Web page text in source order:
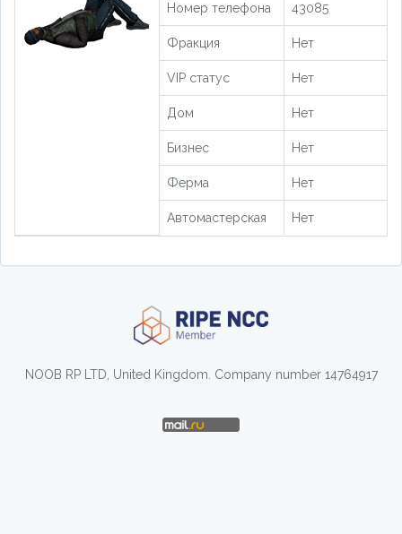
Номер телефона 43085
Фракция Нет
VIP статус Нет
Дом Нет
Бизнес Нет
Ферма Нет
Автомастерская Нет
NOOB RP LTD, United Kingdom. Company number 14764917